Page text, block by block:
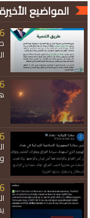
المواضيع الأخيرة